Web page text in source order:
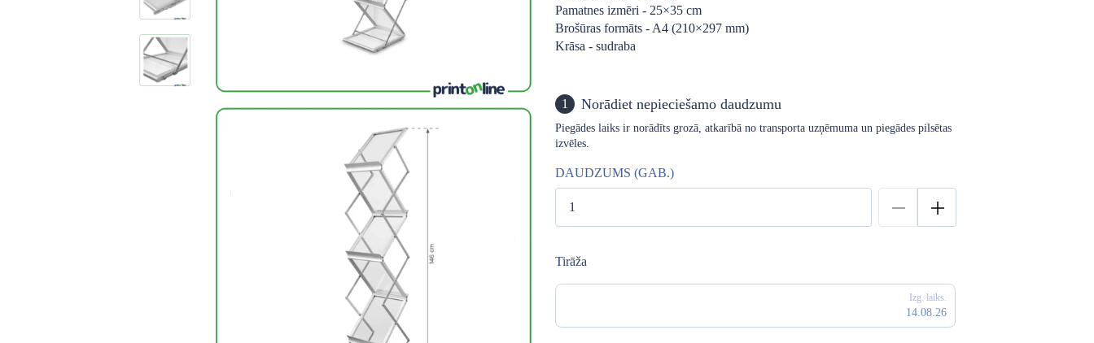
Pamatnes izmēri - 25×35 cm
Brošūras formāts - A4 (210×297 mm)
Krāsa - sudraba
1 Norādiet nepieciešamo daudzumu
Piegādes laiks ir norādīts grozā, atkarībā no transporta uzņēmuma un piegādes pilsētas
izvēles.
DAUDZUMS (GAB.)
Tirāža
Izg. laiks.
14.08.26